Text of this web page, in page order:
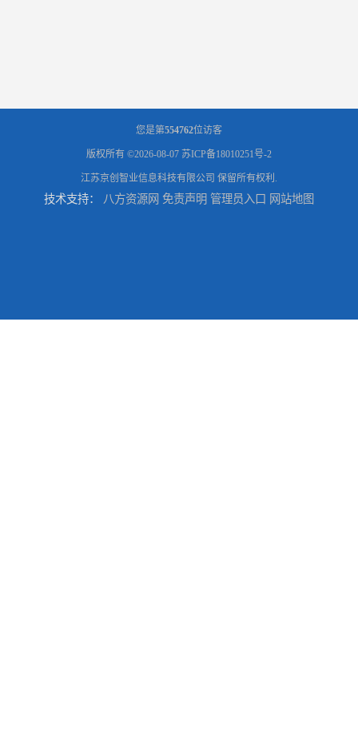
您是第554762位访客
版权所有 ©2026-08-07 苏ICP备18010251号-2
江苏京创智业信息科技有限公司 保留所有权利.
技术支持： 八方资源网 免责声明 管理员入口 网站地图